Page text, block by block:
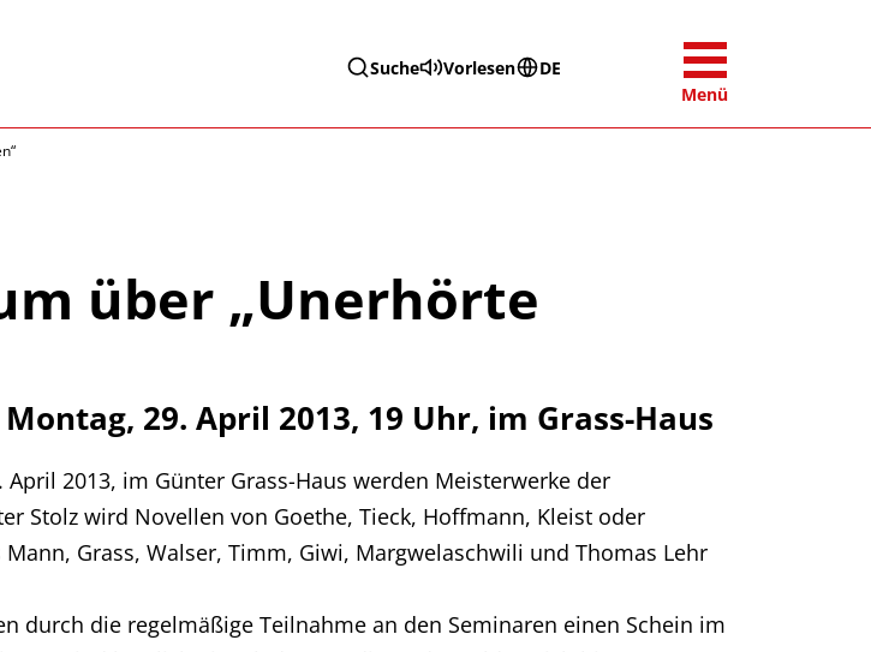
Suche Vorlesen
DE
Menü
über „Unerhörte
29. April 2013, 19 Uhr, im Grass-Haus
2013, im Günter Grass-Haus werden Meisterwerke der
Stolz wird Novellen von Goethe, Tieck, Hoffmann, Kleist oder
Grass, Walser, Timm, Giwi, Margwelaschwili und Thomas Lehr
durch die regelmäßige Teilnahme an den Seminaren einen Schein im